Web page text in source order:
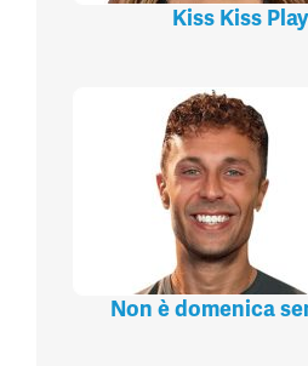
Kiss Kiss
Non è domenica